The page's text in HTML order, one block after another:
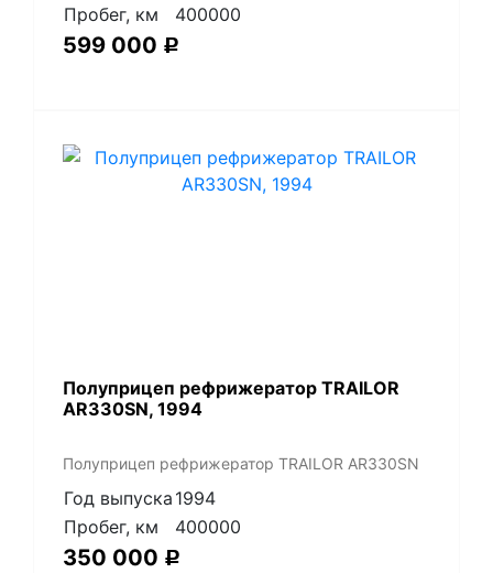
Пробег, км
400000
599 000 Р
Полуприцеп рефрижератор TRAILOR
AR330SN, 1994
Полуприцеп рефрижератор TRAILOR AR330SN
Год выпуска 1994
Пробег, км
400000
350 000 Р